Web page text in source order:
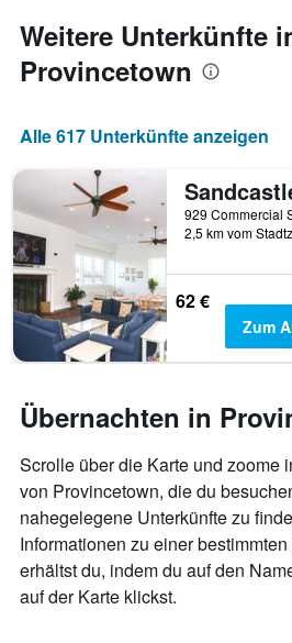
durchschnittlichen
Zimmerpreis
anzeigt
Weitere Unterkünfte
Provincetown
Alle 617 Unterkünfte anzeigen
2,5 km vom
62 €
Zum
Übernachten in
Scrolle über die Karte und zoome
von Provincetown, die du
nahegelegene Unterkünfte zu
Informationen zu einer
erhältst du, indem du auf den
auf der Karte klickst.